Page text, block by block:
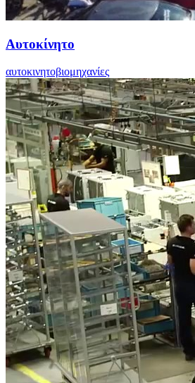
Αυτοκίνητο
αυτοκινητοβιομηχανίες